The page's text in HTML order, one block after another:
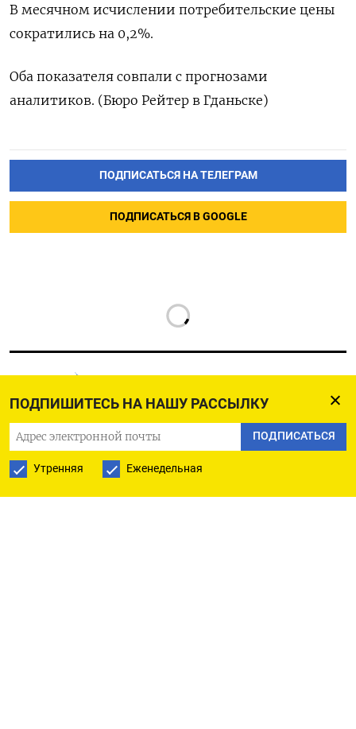
ПОДПИШИТЕСЬ НА НАШУ РАССЫЛКУ
ПОДПИСАТЬСЯ
Утренняя Еженедельная
В месячном исчислении потребительские цены
сократились на 0,2%.
Оба показателя совпали с прогнозами
аналитиков. (Бюро Рейтер в Гданьске)
ПОДПИСАТЬСЯ НА ТЕЛЕГРАМ
ПОДПИСАТЬСЯ В GOOGLE
ПОДПИШИТЕСЬ НА НАШУ РАССЫЛКУ